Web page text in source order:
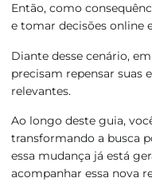
Então, como
e tomar decisões online
Diante desse cenário,
precisam repensar suas
relevantes.
Ao longo deste guia,
transformando a busca
essa mudança já está
acompanhar essa nova